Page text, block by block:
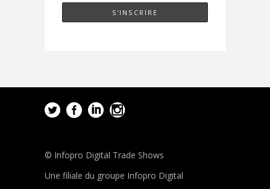
© Infopro Digital Trade Shows
Une filiale du groupe Infopro Digital